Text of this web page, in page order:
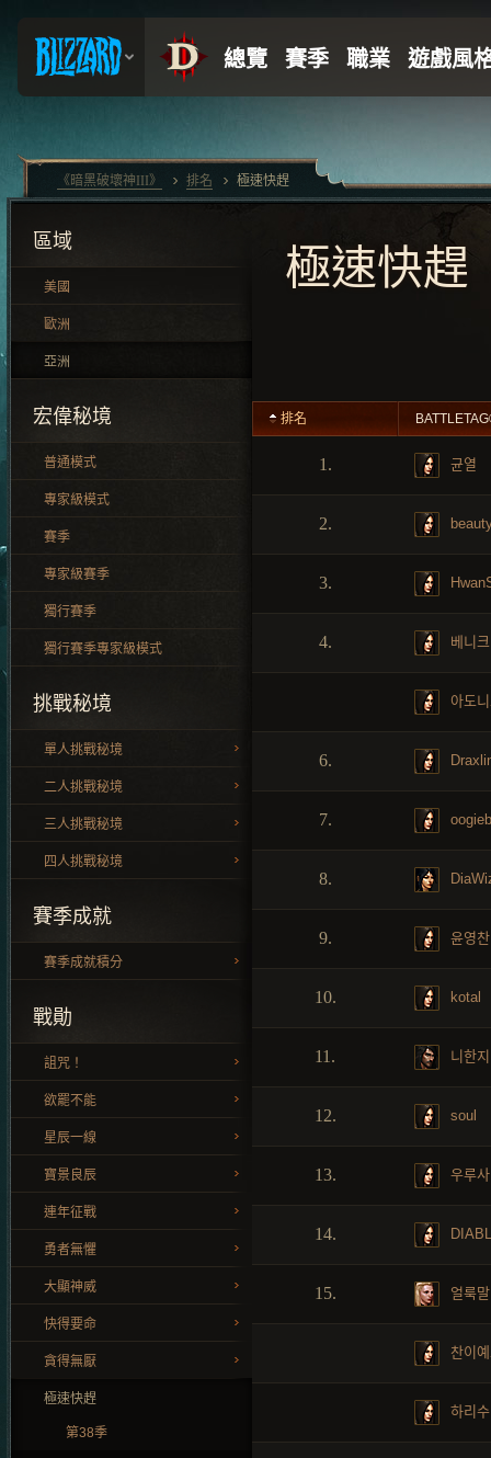
區域
美國
歐洲
亞洲
宏偉秘境
普通模式
專家級模式
賽季
專家級賽季
獨行賽季
獨行賽季專家級模式
挑戰秘境
單人挑戰秘境
二人挑戰秘境
三人挑戰秘境
四人挑戰秘境
賽季成就
賽季成就積分
戰勛
詛咒！
欲罷不能
星辰一線
寶景良辰
連年征戰
勇者無懼
大顯神威
快得要命
貪得無厭
極速快趕
第38季
極速快趕
排名
1. 균열
2.
3.
4. 베니
아도
6.
7.
8.
9. 윤영찬
10. kotal
11. 니한지
12. soul
13. 우루사
14.
15. 얼룩말
찬이
하리수
《暗黑破壞神III》 排名 極速快趕